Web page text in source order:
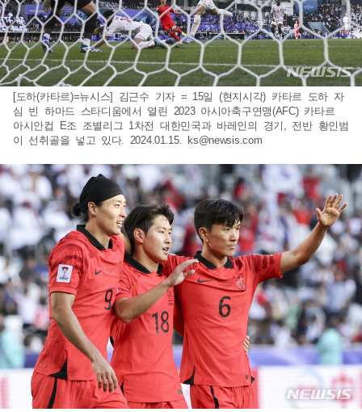
[도하(카타르)=뉴시스] 김근수 기자 = 15일 (현지시각) 카타르 도하 자
심 빈 하마드 스타디움에서 열린 2023 아시아축구연맹(AFC) 카타르
아시안컵 E조 조별리그 1차전 대한민국과 바레인의 경기, 전반 황인범
이 선취골을 넣고 있다. 2024.01.15. ks@newsis.com